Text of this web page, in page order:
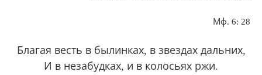
Мф. 6: 28
Благая весть в былинках, в звездах дальних,
И в незабудках, и в колосьях ржи.